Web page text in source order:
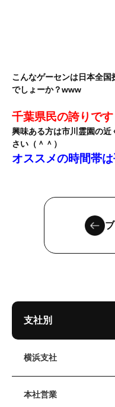
こんなゲーセンは日本全
でしょーか？www
千葉県民の誇りです
興味ある方は市川霊園の
さい（＾＾）
オススメの時間帯
支社別
横浜支社
本社営業